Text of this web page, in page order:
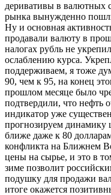
деривативы в валютных
рынка вынужденно
Ну и основная
продавали валюту в
налогах рубль не
ослаблению курса.
поддерживаем, я тоже
90, чем к 95, на конец
прошлом месяце было
подтвердили, что нефть
индикатор уже
прогнозируем динамику
ближе даже к 80
конфликта на Ближнем
цены на сырье, и это в
зиме позволит
подушку для продажи
итоге окажется